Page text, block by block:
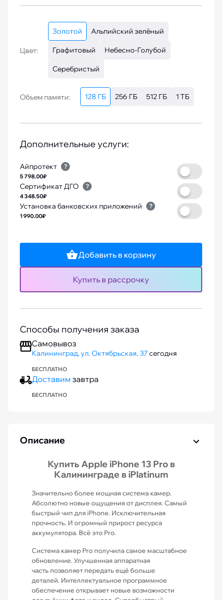
Цвет:
Золотой Альпийский зелёный
Графитовый Небесно-Голубой
Серебристый
Объем памяти: 128 ГБ 256 ГБ 512 ГБ 1 ТБ
Дополнительные услуги:
Айпротект ?
5 798.00₽
Сертификат ДГО ?
4 348.50₽
Установка банковских приложений ?
1 990.00₽
Добавить в корзину
Купить в рассрочку
Способы получения заказа
Самовывоз
Калининград, ул. Октябрьская, 37сегодня
БЕСПЛАТНО
Доставим завтра
БЕСПЛАТНО
Описание
Купить Apple iPhone 13 Pro в
Калининграде в iPlatinum
Значительно более мощная система камер.
Абсолютно новые ощущения от дисплея. Самый
быстрый чип для iPhone. Исключительная
прочность. И огромный прирост ресурса
аккумулятора. Всё это Pro.
Система камер Pro получила самое масштабное
обновление. Улучшенная аппаратная
часть позволяет передать ещё больше
деталей. Интеллектуальное программное
обеспечение открывает новые возможности